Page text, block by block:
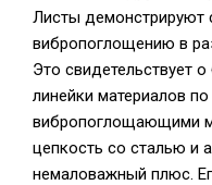
Листы демонстрируют
вибропоглощению в
Это свидетельствует
линейки материалов
вибропоглощающими
цепкость со сталью и
немаловажный плюс.